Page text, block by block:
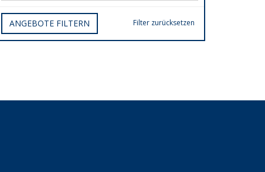
Filter zurücksetzen
ANGEBOTE FILTERN